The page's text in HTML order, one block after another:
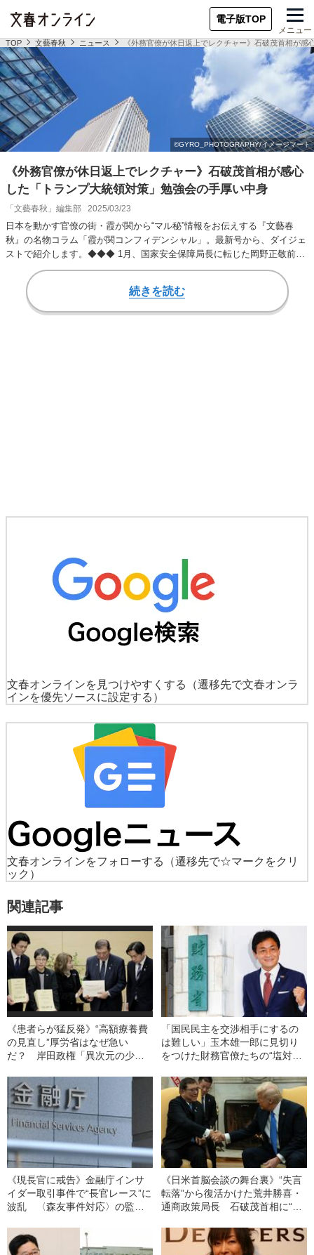
電子版TOP
メニュー
TOP 文藝春秋 ニュース 《外務官僚が休日返上でレクチャー》石破茂首相が
《外務官僚が休日返上でレクチャー》石破茂首相が感心
した「トランプ大統領対策」勉強会の手厚い中身
「文藝春秋」編集部 2025/03/23
日本を動かす官僚の街・霞が関から“マル秘”情報をお伝えする『文藝春
秋』の名物コラム「霞が関コンフィデンシャル」。最新号から、ダイジェ
ストで紹介します。◆◆◆ 1月、国家安全保障局長に転じた岡野正敬前次
官（昭和62年）…
続きを読む
文春オンラインを見つけやすくする
（遷移先で文春オンラ
インを優先ソースに設定する）
文春オンラインをフォローする
（遷移先で☆マークをクリ
ック）
関連記事
《患者らが猛反発》“高額療養費
の見直し”厚労省はなぜ急い
だ？ 岸田政権「異次元の少子
僚たち
「国民民主を交渉相手にするの
は難しい」玉木雄一郎に見切り
をつけた財務官僚たちの“塩対
《現長官に戒告》金融庁インサ
イダー取引事件で“長官レース”に
波乱 〈森友事件対応〉の監督
《日米首脳会談の舞台裏》“失言
転落”から復活かけた荒井勝喜・
通商政策局長 石破茂首相に“実